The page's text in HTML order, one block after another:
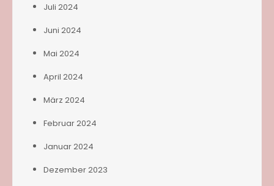
Juli 2024
Juni 2024
Mai 2024
April 2024
März 2024
Februar 2024
Januar 2024
Dezember 2023